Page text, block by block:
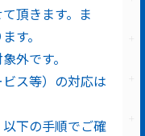
頂きます。ま
す。
外です。
ス等）の対応は
下の手順でご確